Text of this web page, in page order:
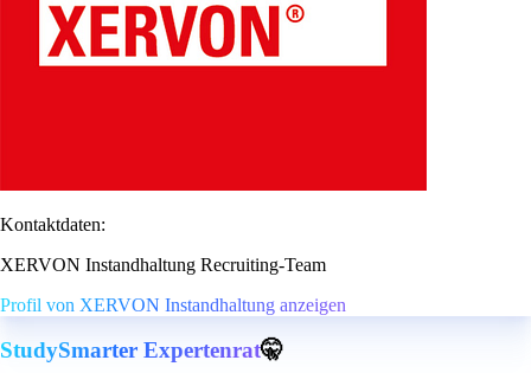
Kontaktdaten:
XERVON Instandhaltung Recruiting-Team
Profil von XERVON Instandhaltung anzeigen
StudySmarter Expertenrat🤫